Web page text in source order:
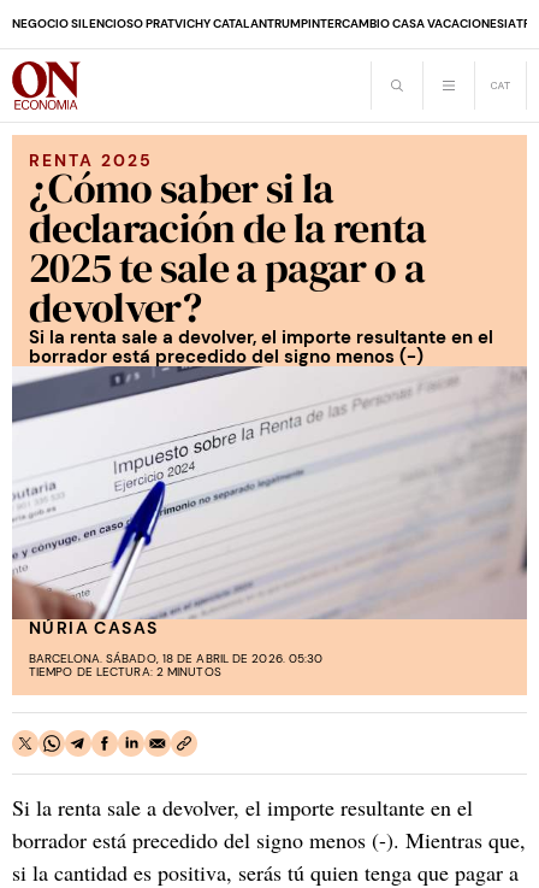
NEGOCIO SILENCIOSO PRATVICHY CATALANTRUMPINTERCAMBIO CASA VACACIONESIA
RENTA 2025
¿Cómo saber si la
declaración de la renta
2025 te sale a pagar o a
devolver?
Si la renta sale a devolver, el importe resultante en el
borrador está precedido del signo menos (-)
NÚRIA CASAS
BARCELONA. SÁBADO, 18 DE ABRIL DE 2026. 05:30
TIEMPO DE LECTURA: 2 MINUTOS
Si la renta sale a devolver, el importe resultante en el
borrador está precedido del signo menos (-). Mientras que,
si la cantidad es positiva, serás tú quien tenga que pagar a